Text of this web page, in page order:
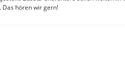
Das hören wir gern!